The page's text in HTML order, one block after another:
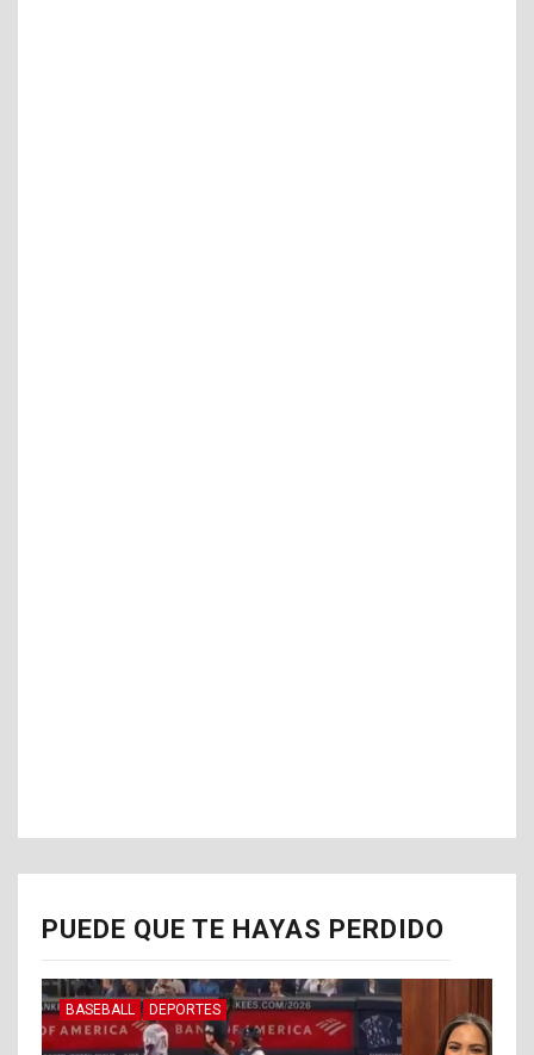
PUEDE QUE TE HAYAS PERDIDO
BASEBALL DEPORTES